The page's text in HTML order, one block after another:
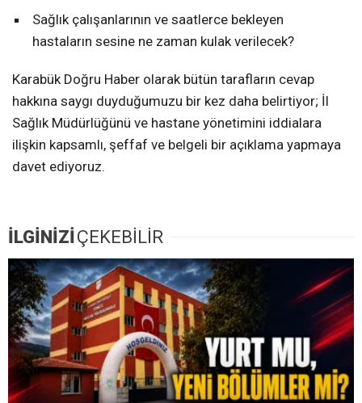
Sağlık çalışanlarının ve saatlerce bekleyen
hastaların sesine ne zaman kulak verilecek?
Karabük Doğru Haber olarak bütün tarafların cevap
hakkına saygı duyduğumuzu bir kez daha belirtiyor; İl
Sağlık Müdürlüğünü ve hastane yönetimini iddialara
ilişkin kapsamlı, şeffaf ve belgeli bir açıklama yapmaya
davet ediyoruz.
İLGİNİZİÇEKEBİLİR